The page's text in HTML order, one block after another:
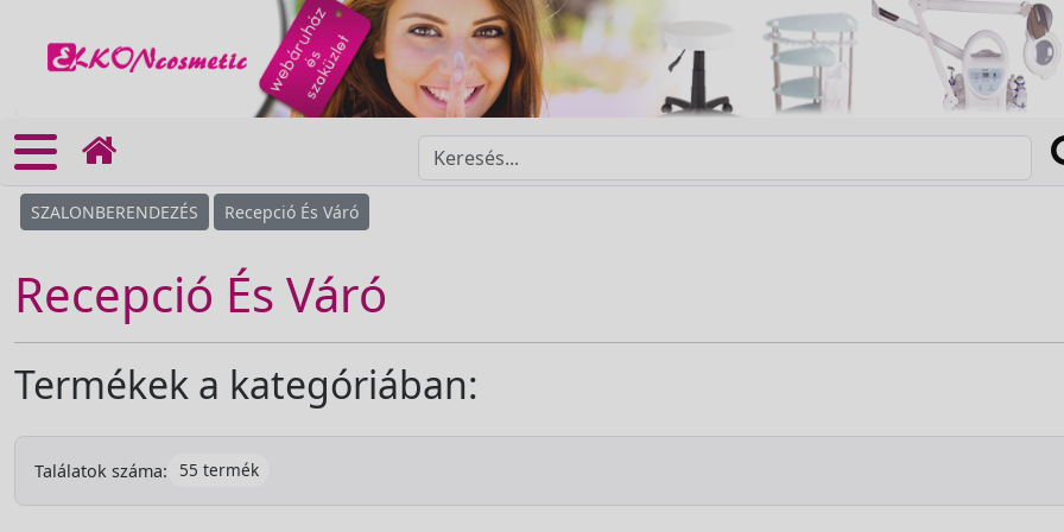
SZALONBERENDEZÉS Recepció És Váró
Recepció És Váró
Termékek a kategóriában:
Találatok száma: 55 termék